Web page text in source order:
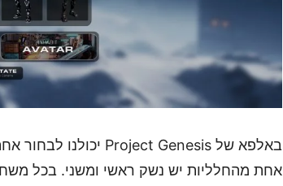
אחת מהחלליות יש נשק ראשי ומשני. בכל